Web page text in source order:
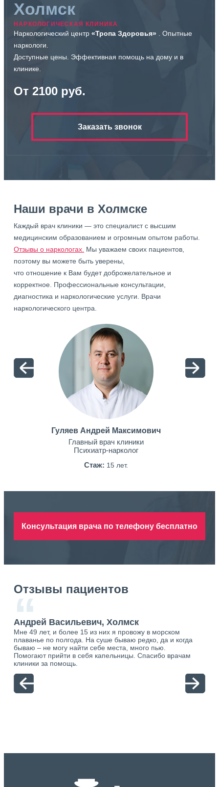
Холмск
НАРКОЛОГИЧЕСКАЯ КЛИНИКА
Наркологический центр «Тропа Здоровья»
. Опытные
наркологи.
Доступные цены. Эффективная помощь на дому и в
клинике.
От 2100 руб.
Заказать звонок
Наши врачи в Холмске
Каждый врач клиники — это специалист с высшим
медицинским образованием и огромным опытом работы.
Отзывы о наркологах. Мы уважаем своих пациентов,
поэтому вы можете быть уверены,
что отношение к Вам будет доброжелательное и
корректное. Профессиональные консультации,
диагностика и наркологические услуги. Врачи
наркологического центра.
Гуляев Андрей Максимович
Главный врач клиники
Психиатр-нарколог
Стаж: 15 лет.
Консультация врача по телефону бесплатно
Отзывы пациентов
“
Андрей Васильевич, Холмск
Мне 49 лет, и более 15 из них я провожу в морском
плаванье по полгода. На суше бываю редко, да и когда
бываю – не могу найти себе места, много пью.
Помогают прийти в себя капельницы. Спасибо врачам
клиники за помощь.